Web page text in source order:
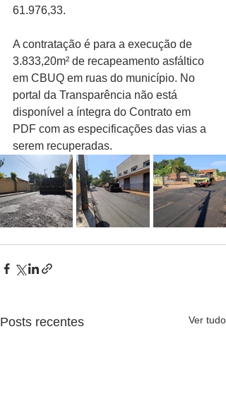
61.976,33.
A contratação é para a execução de
3.833,20m² de recapeamento asfáltico
em CBUQ em ruas do município. No
portal da Transparência não está
disponível a íntegra do Contrato em
PDF com as especificações das vias a
serem recuperadas.
Posts recentes Ver tudo